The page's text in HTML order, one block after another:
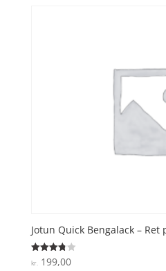
Jotun Quick Bengalack – Ret
Vurderet
3.8
kr. 199,00